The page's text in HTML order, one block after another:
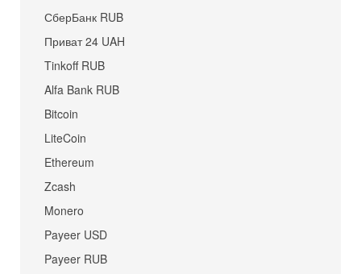
СберБанк RUB
Приват 24 UAH
Tinkoff RUB
Alfa Bank RUB
Bitcoin
LiteCoin
Ethereum
Zcash
Monero
Payeer USD
Payeer RUB